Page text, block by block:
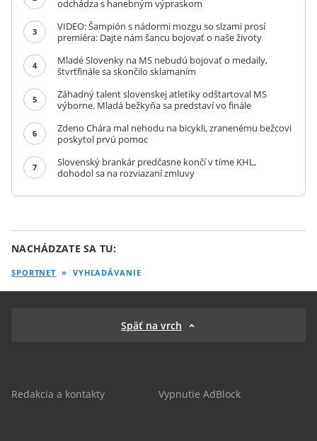
odchádza s hanebným výpraskom
3
VIDEO: Šampión s nádormi mozgu so slzami prosí
premiéra: Dajte nám šancu bojovať o naše životy
4
Mladé Slovenky na MS nebudú bojovať o medaily,
štvrťfinále sa skončilo sklamaním
5
Záhadný talent slovenskej atletiky odštartoval MS
výborne. Mladá bežkyňa sa predstaví vo finále
6
Zdeno Chára mal nehodu na bicykli, zranenému bežcovi
poskytol prvú pomoc
7
Slovenský brankár predčasne končí v tíme KHL,
dohodol sa na rozviazaní zmluvy
NACHÁDZATE SA TU:
SPORTNET » VYHĽADÁVANIE
Späť na vrch
Redakcia a kontakty Vypnutie AdBlock